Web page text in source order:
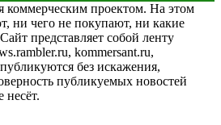
коммерческим проектом. На этом
ни чего не покупают, ни какие
представляет собой ленту
kommersant.ru,
без искажения,
публикуемых новостей
несёт.